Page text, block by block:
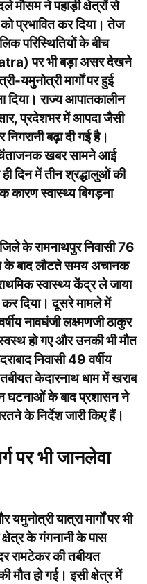
मौसम ने पहाड़ी क्षेत्रों से
प्रभावित कर दिया। तेज
परिस्थितियों के बीच
पर भी बड़ा असर देखने
यमुनोत्री मार्गों पर हुई
दिया। राज्य आपातकालीन
प्रदेशभर में आपदा जैसी
निगरानी बढ़ा दी गई है।
खबर सामने आई
दिन में तीन श्रद्धालुओं की
कारण स्वास्थ्य बिगड़ना
के रामनाथपुर निवासी 76
के बाद लौटते समय अचानक
स्वास्थ्य केंद्र ले जाया
कर दिया। दूसरे मामले में
नावघंजी लक्ष्मणजी ठाकुर
हो गए और उनकी भी मौत
निवासी 49 वर्षीय
केदारनाथ धाम में खराब
घटनाओं के बाद प्रशासन ने
के निर्देश जारी किए हैं।
पर भी जानलेवा
यात्रा मार्गों पर भी
के गंगनानी के पास
रामटेकर की तबीयत
हो गई। इसी क्षेत्र में